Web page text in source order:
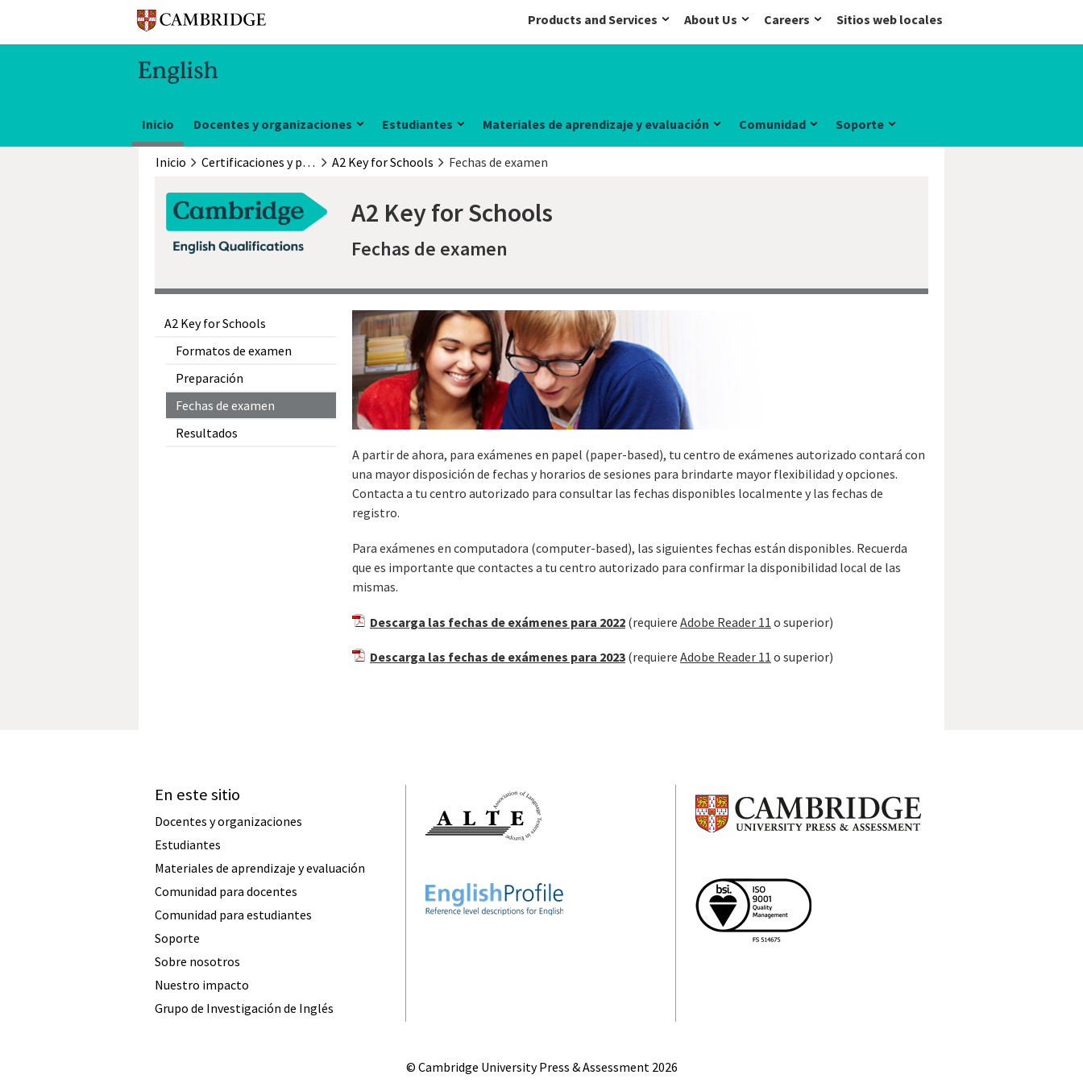
Products and Services About Us Careers Sitios web locales
Inicio Docentes y organizaciones Estudiantes Materiales de aprendizaje y evaluación Comunidad Soporte
Inicio Certificaciones y pruebas A2 Key for Schools Fechas de examen
A2 Key for Schools
Fechas de examen
A2 Key for Schools
Formatos de examen
Preparación
Fechas de examen
Resultados
A partir de ahora, para exámenes en papel (paper-based), tu centro de exámenes autorizado contará con
una mayor disposición de fechas y horarios de sesiones para brindarte mayor flexibilidad y opciones.
Contacta a tu centro autorizado para consultar las fechas disponibles localmente y las fechas de
registro.
Para exámenes en computadora (computer-based), las siguientes fechas están disponibles. Recuerda
que es importante que contactes a tu centro autorizado para confirmar la disponibilidad local de las
mismas.
Descarga las fechas de exámenes para 2022 (requiere Adobe Reader 11 o superior)
Descarga las fechas de exámenes para 2023 (requiere Adobe Reader 11 o superior)
En este sitio
Docentes y organizaciones
Estudiantes
Materiales de aprendizaje y evaluación
Comunidad para docentes
Comunidad para estudiantes
Soporte
Sobre nosotros
Nuestro impacto
Grupo de Investigación de Inglés
© Cambridge University Press & Assessment 2026